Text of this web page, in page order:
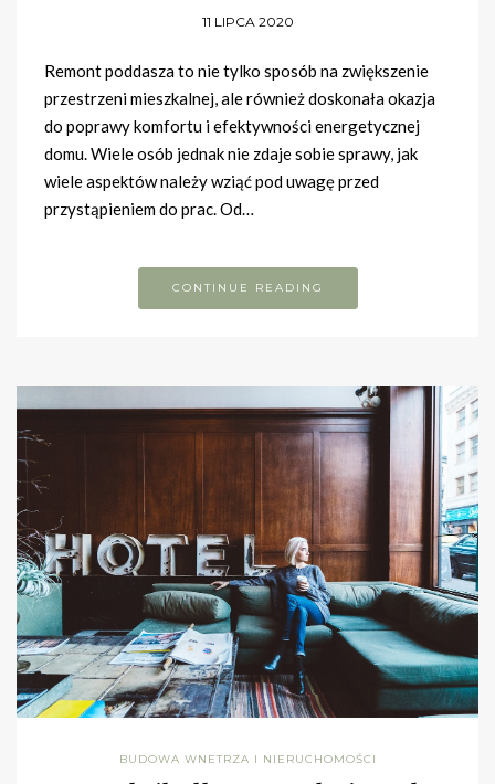
11 LIPCA 2020
Remont poddasza to nie tylko sposób na zwiększenie
przestrzeni mieszkalnej, ale również doskonała okazja
do poprawy komfortu i efektywności energetycznej
domu. Wiele osób jednak nie zdaje sobie sprawy, jak
wiele aspektów należy wziąć pod uwagę przed
przystąpieniem do prac. Od…
CONTINUE READING
BUDOWA WNETRZA I NIERUCHOMOŚCI